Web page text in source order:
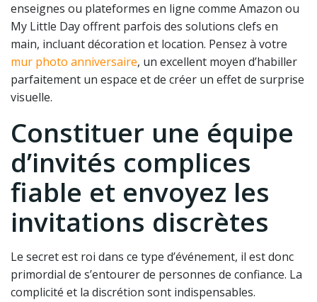
enseignes ou plateformes en ligne comme Amazon ou
My Little Day offrent parfois des solutions clefs en
main, incluant décoration et location. Pensez à votre
mur photo anniversaire, un excellent moyen d’habiller
parfaitement un espace et de créer un effet de surprise
visuelle.
Constituer une équipe
d’invités complices
fiable et envoyez les
invitations discrètes
Le secret est roi dans ce type d’événement, il est donc
primordial de s’entourer de personnes de confiance. La
complicité et la discrétion sont indispensables.